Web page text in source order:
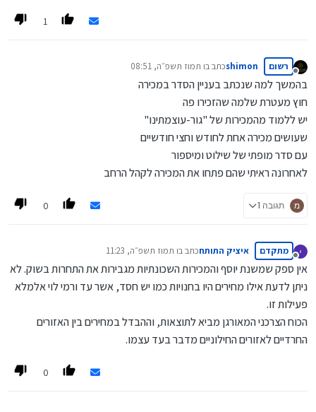
1
מנותק
רשום shimonכתב בו תמוז תשפ״ה, 08:51
נערך לאחרונה על ידי
בהמשך למה שנכתב בעניין הסדר במכירה
חוץ מעטרת שלמה שהזכירו פה
יש ללמוד מהמכירות של "גור-עוצמתינו"
שעושים מכירה אחת לחודש וחצי חודשיים
עם סדר מופתי של שילוט ומיספור
לאחרונה ראיתי שהם פתחו את המכירה לקהל הרחב
מ תגובה 1 0
מנותק
מתקדם איציק התותחכתב בו תמוז תשפ״ה, 11:23
נערך לאחרונה על ידי
אין ספק שמשנת יוסף והמכירות השכונתיות מגבירות את התחרות בשוק. לא
ניתן לדעת אילו מחירים היו בחנויות כמו יש חסד, אשר עד ורמי לוי אלמלא
פעילות זו.
הכוח הצרכני המאורגן מביא לתוצאות, וההבדל במחירים בין האזורים
החרדיים לאזורים החילוניים מדבר בעד עצמו.
0